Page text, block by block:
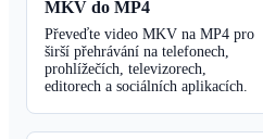
MKV do MP4
Převeďte video MKV na MP4 pro
širší přehrávání na telefonech,
prohlížečích, televizorech,
editorech a sociálních aplikacích.